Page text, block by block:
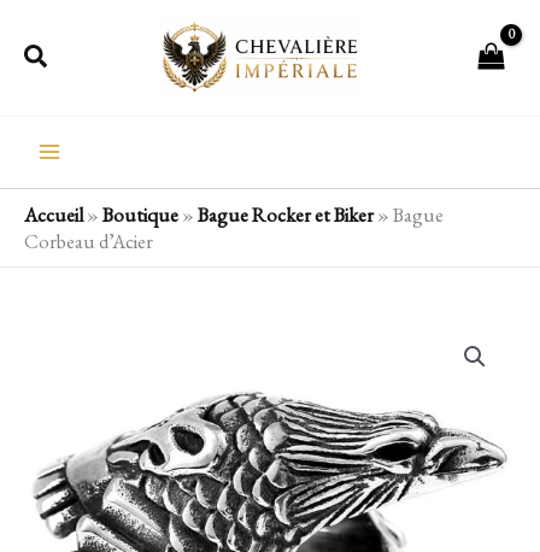
Rechercher
Accueil»Boutique»Bague Rocker et Biker»Bague
Corbeau d’Acier
d'Acier